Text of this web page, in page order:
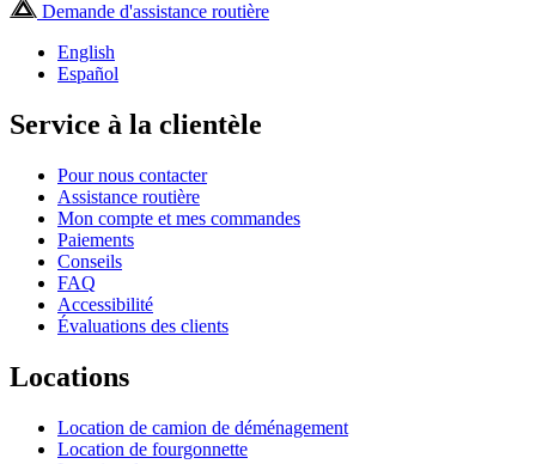
Demande d'assistance routière
English
Español
Service à la clientèle
Pour nous contacter
Assistance routière
Mon compte et mes commandes
Paiements
Conseils
FAQ
Accessibilité
Évaluations des clients
Locations
Location de camion de déménagement
Location de fourgonnette